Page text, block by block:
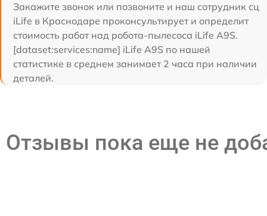
Закажите звонок или позвоните и наш сотрудник сц
iLife в Краснодаре проконсультирует и определит
стоимость работ над робота-пылесоса iLife A9S.
[dataset:services:name] iLife A9S по нашей
статистике в среднем занимает 2 часа при наличии
деталей.
Отзывы пока еще не